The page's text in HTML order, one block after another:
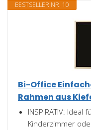
BESTSELLER NR. 10
Bi-Office
Rahmen aus
INSPIRATIV:
Kinderzimmer